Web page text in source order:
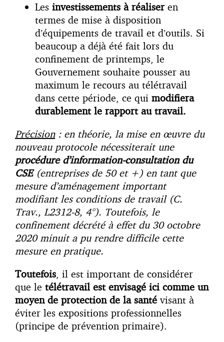
Les investissements à réaliseren
termes de mise à disposition
d’équipements de travail et d’outils. Si
beaucoup a déjà été fait lors du
confinement de printemps, le
Gouvernement souhaite pousser au
maximum le recours au télétravail
dans cette période, ce qui modifiera
durablement le rapport au travail.
Précision: en théorie, la mise en œuvre du
nouveau protocole nécessiterait une
procédure d’information-consultation du
CSE(entreprises de 50 et +) en tant que
mesure d’aménagement important
modifiant les conditions de travail (C.
Trav., L2312-8, 4°). Toutefois, le
confinement décrété à effet du 30 octobre
2020 minuit a pu rendre difficile cette
mesure en pratique.
Toutefois, il est important de considérer
que le télétravail est envisagé ici comme un
moyen de protection de la santévisant à
éviter les expositions professionnelles
(principe de prévention primaire).